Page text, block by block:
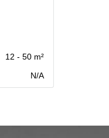
12 - 50 m²
N/A